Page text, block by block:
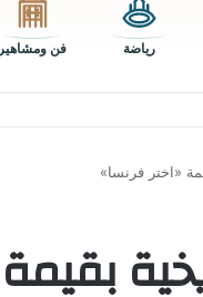
رياضة فن ومشاهير